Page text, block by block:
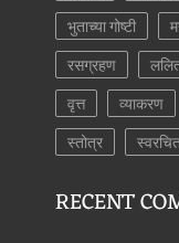
भुताच्या गोष्टी
रसग्रहण
वृत्त
व्याकरण
स्तोत्र
RECENT